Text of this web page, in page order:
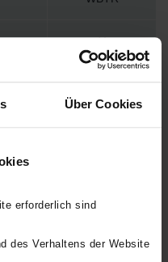
Über Cookies
erforderlich sind
des Verhaltens der Website
Y
82
1156 mm